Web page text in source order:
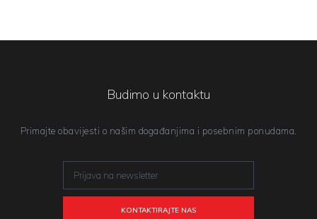
Budimo u kontaktu
Primajte obavijesti o našim događanjima i posebnim ponudama.